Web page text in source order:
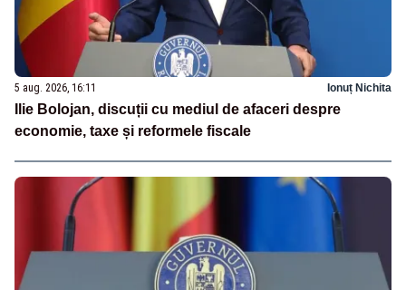
5 aug. 2026, 16:11 Ionuț Nichita
Ilie Bolojan, discuții cu mediul de afaceri despre
economie, taxe și reformele fiscale